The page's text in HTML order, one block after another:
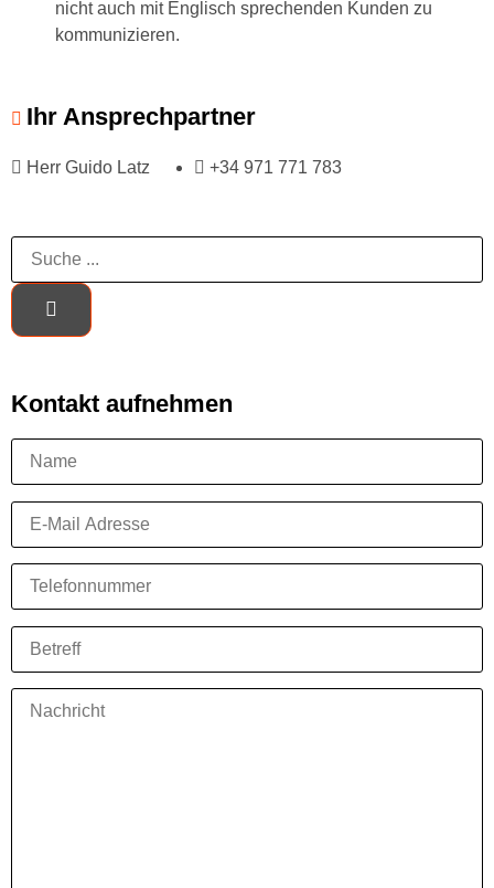
nicht auch mit Englisch sprechenden Kunden zu
kommunizieren.
Ihr Ansprechpartner
Herr Guido Latz +34 971 771 783
Kontakt aufnehmen